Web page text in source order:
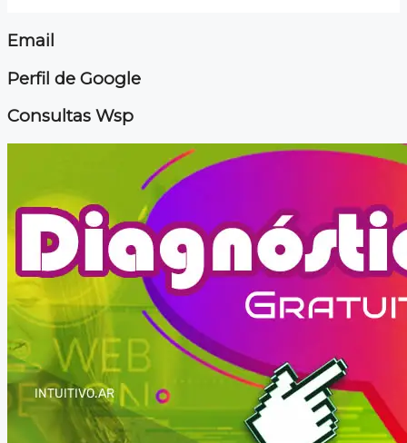
Email
Perfil de Google
Consultas Wsp